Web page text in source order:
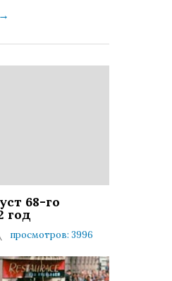
→
68-го
год
просмотров: 3996